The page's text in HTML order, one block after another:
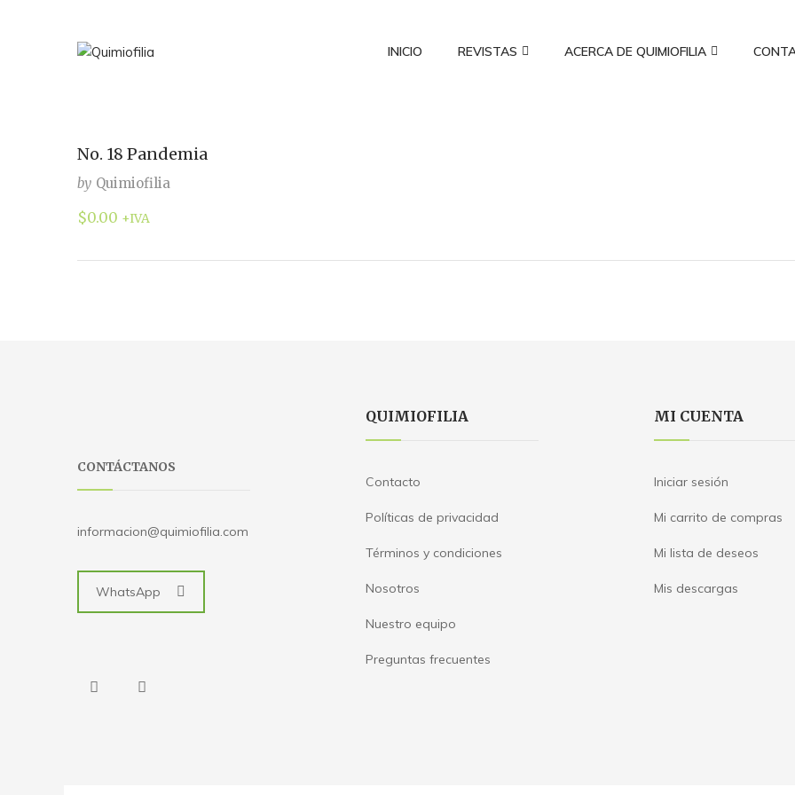
INICIO REVISTAS ACERCA DE QUIMIOFILIA
No. 18 Pandemia
by Quimiofilia
$0.00 +IVA
CONTÁCTANOS
informacion@quimiofilia.com
WhatsApp
QUIMIOFILIA
Contacto
Políticas de privacidad
Términos y condiciones
Nosotros
Nuestro equipo
Preguntas frecuentes
MI CUENTA
Iniciar sesión
Mi carrito de compras
Mi lista de deseos
Mis descargas